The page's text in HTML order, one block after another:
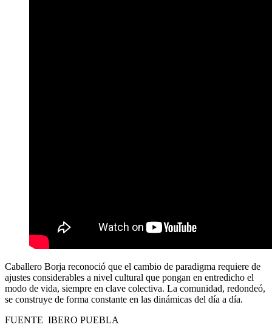
Caballero Borja reconoció que el cambio de paradigma requiere de
ajustes considerables a nivel cultural que pongan en entredicho el
modo de vida, siempre en clave colectiva. La comunidad, redondeó,
se construye de forma constante en las dinámicas del día a día.
FUENTE IBERO PUEBLA